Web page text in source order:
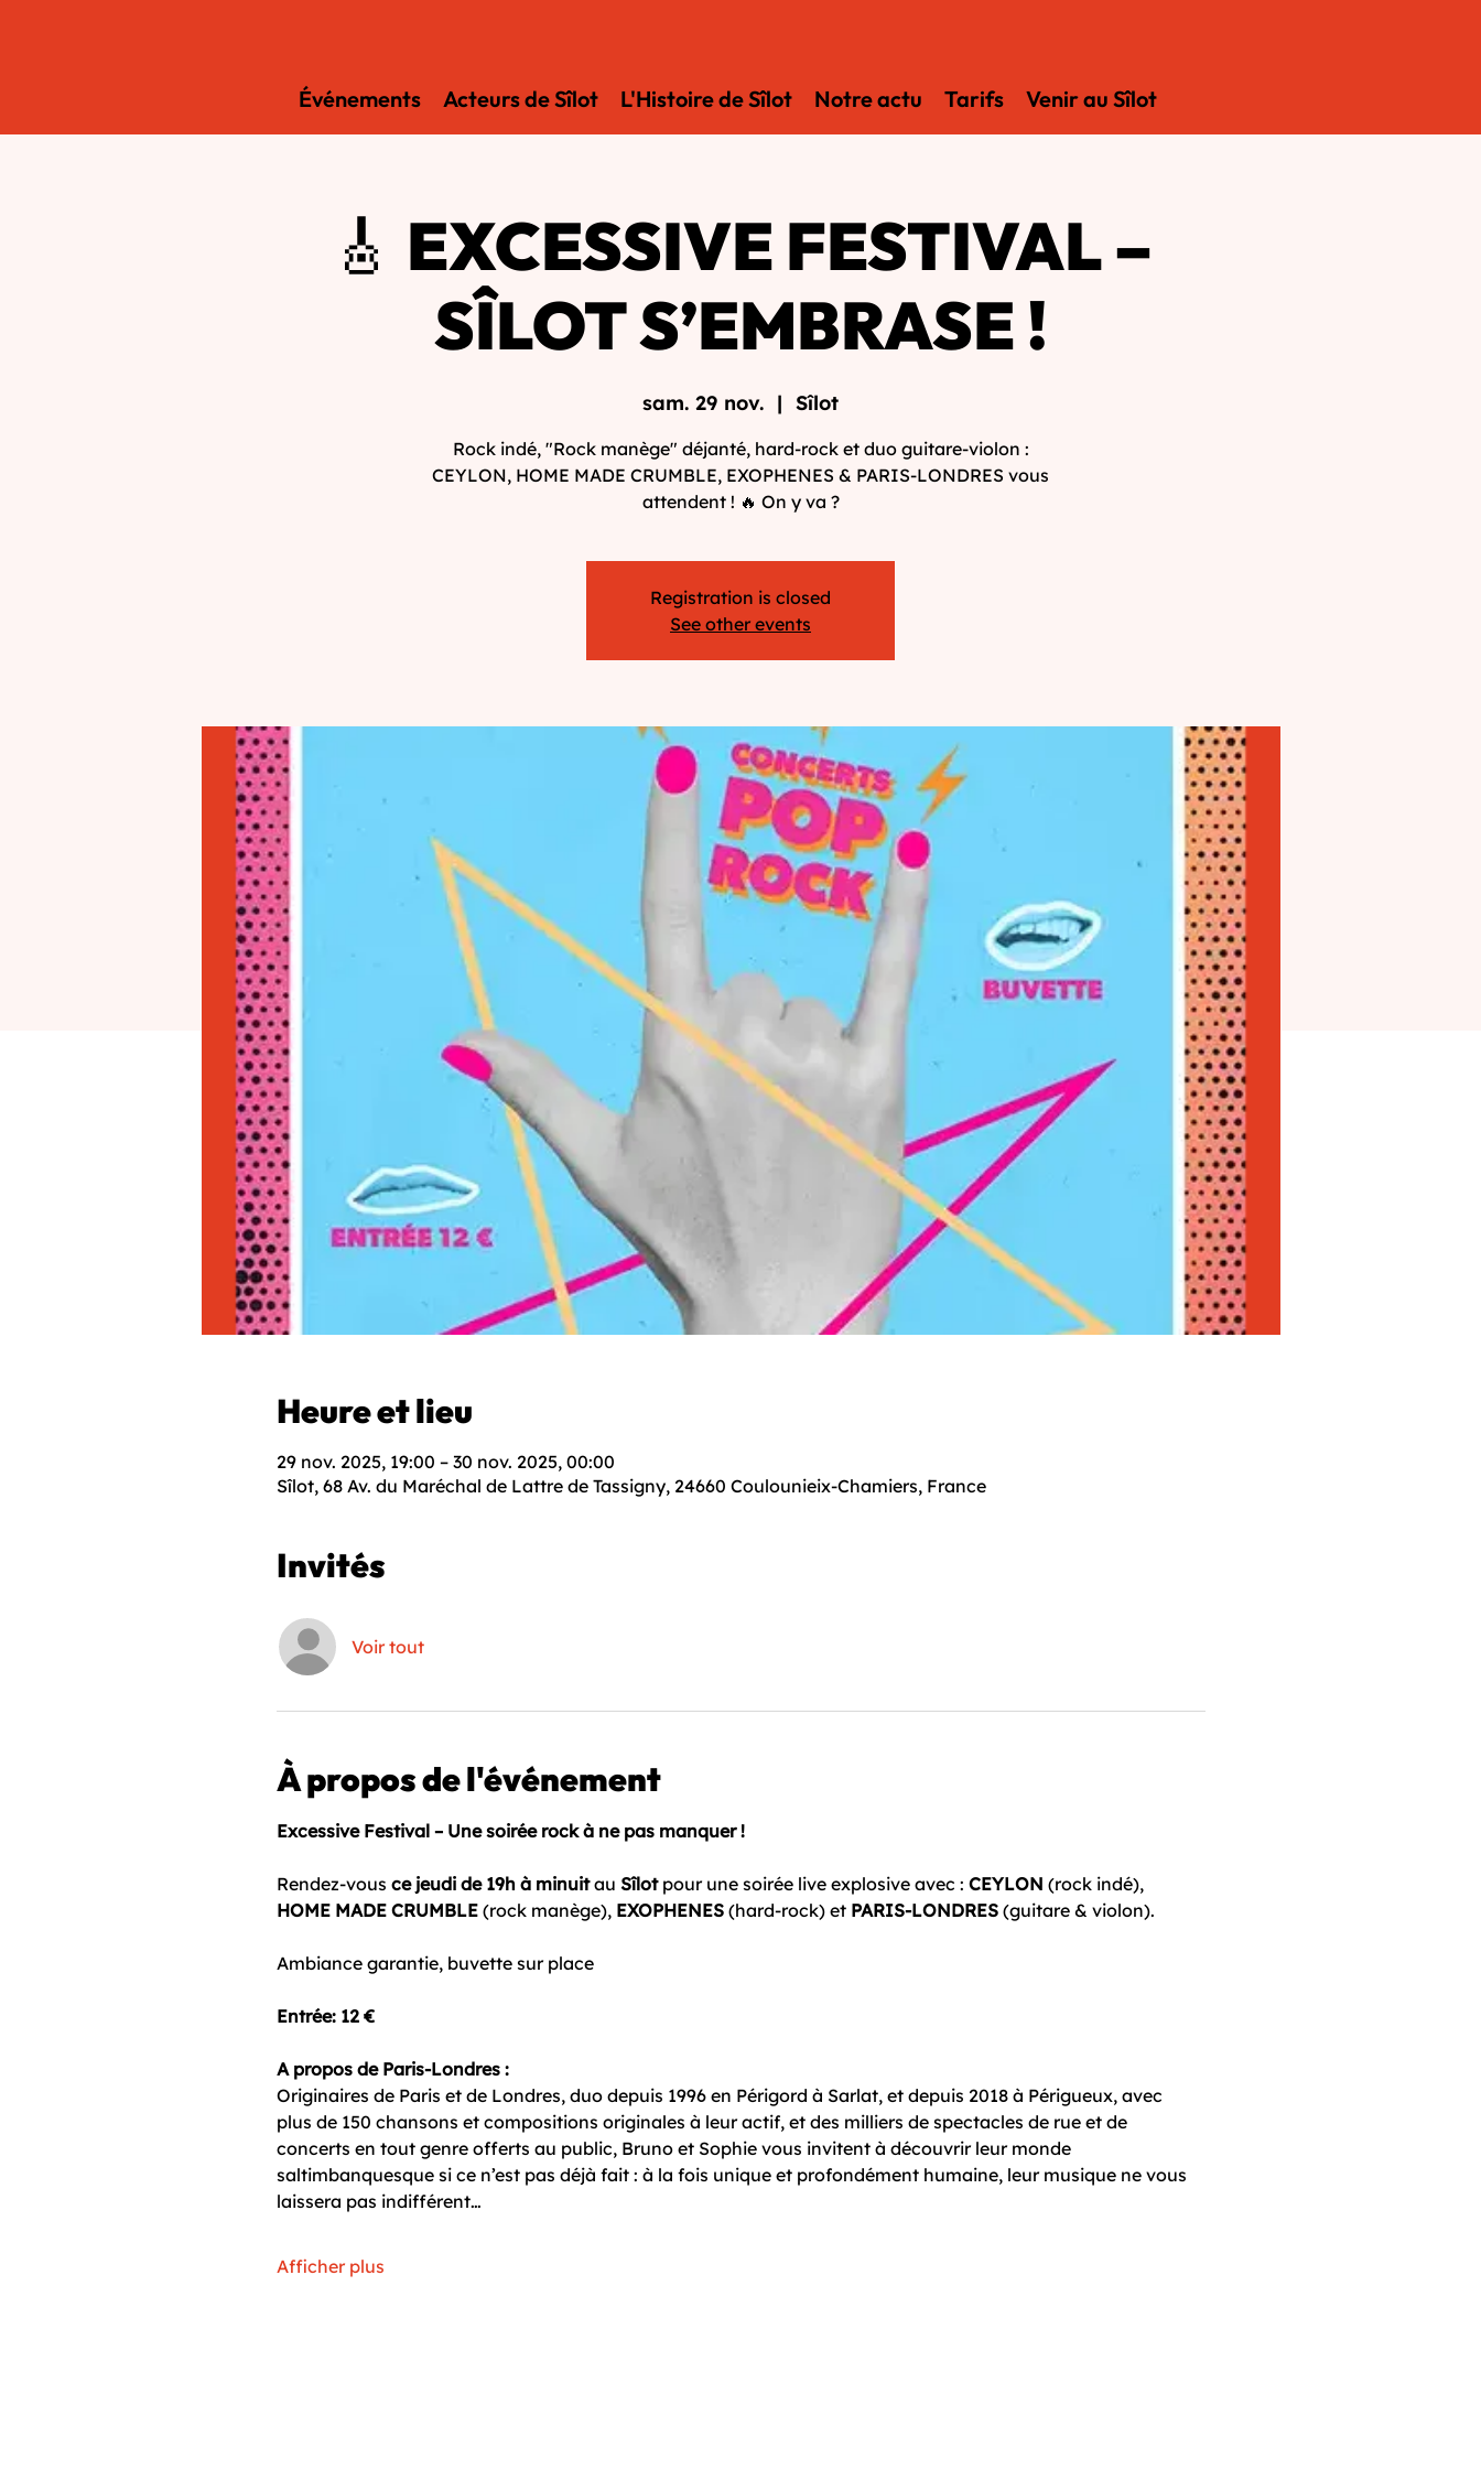
Événements Acteurs de Sîlot L'Histoire de Sîlot Notre actu Tarifs Venir au Sîlot
🎸 EXCESSIVE FESTIVAL –
SÎLOT S’EMBRASE !
sam. 29 nov.
  |
Sîlot
Rock indé, "Rock manège" déjanté, hard-rock et duo guitare-violon :
CEYLON, HOME MADE CRUMBLE, EXOPHENES & PARIS-LONDRES vous
attendent ! 🔥 On y va ?
Registration is closed
See other events
Heure et lieu
29 nov. 2025, 19:00 – 30 nov. 2025, 00:00
Sîlot, 68 Av. du Maréchal de Lattre de Tassigny, 24660 Coulounieix-Chamiers, France
Invités
Voir tout
À propos de l'événement
Excessive Festival – Une soirée rock à ne pas manquer !
Rendez-vous ce jeudi de 19h à minuit au Sîlot pour une soirée live explosive avec : CEYLON (rock indé),
HOME MADE CRUMBLE (rock manège), EXOPHENES (hard-rock) et PARIS-LONDRES (guitare & violon).
Ambiance garantie, buvette sur place
Entrée: 12 €
A propos de Paris-Londres :
Originaires de Paris et de Londres, duo depuis 1996 en Périgord à Sarlat, et depuis 2018 à Périgueux, avec
plus de 150 chansons et compositions originales à leur actif, et des milliers de spectacles de rue et de
concerts en tout genre offerts au public, Bruno et Sophie vous invitent à découvrir leur monde
saltimbanquesque si ce n’est pas déjà fait : à la fois unique et profondément humaine, leur musique ne vous
laissera pas indifférent…
Afficher plus